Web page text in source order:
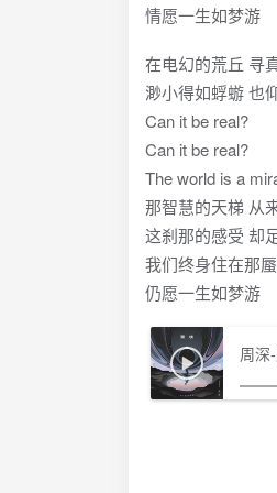
情愿一生如梦游
在电幻的荒丘 寻
渺小得如蜉蝣 也
Can it be real?
Can it be real?
The world is a
那智慧的天梯 从
这刹那的感受 却
我们终身住在那
仍愿一生如梦游
周深